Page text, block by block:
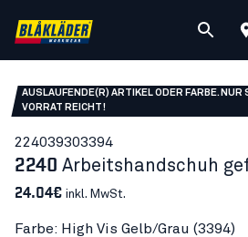
AUSLAUFENDE(R) ARTIKEL ODER FARBE. NUR
VORRAT REICHT!
224039303394
2240 Arbeitshandschuh
24.04€ inkl. MwSt.
Farbe: High Vis Gelb/Grau (3394)